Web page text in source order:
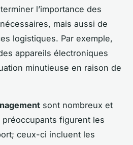
l’importance des
mais aussi de
logistiques. Par exemple,
appareils électroniques
minutieuse en raison de
sont nombreux et
figurent les
ceux-ci incluent les